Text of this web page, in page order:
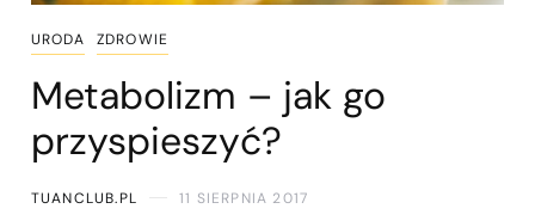
URODA ZDROWIE
Metabolizm – jak go
przyspieszyć?
TUANCLUB.PL 11 SIERPNIA 2017